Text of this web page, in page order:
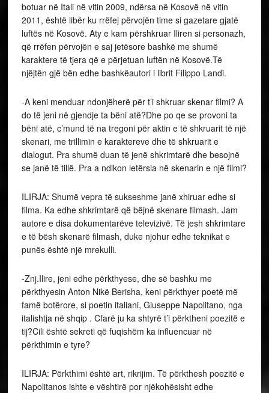
botuar në Itali në vitin 2009, ndërsa në Kosovë në vitin
2011, është libër ku rrëfej përvojën time si gazetare gjatë
luftës në Kosovë. Aty e kam përshkruar Iliren si personazh,
që rrëfen përvojën e saj jetësore bashkë me shumë
karaktere të tjera që e përjetuan luftën në Kosovë.Të
njëjtën gjë bën edhe bashkëautori i librit Filippo Landi.
-A keni menduar ndonjëherë për t’i shkruar skenar filmi? A
do të jeni në gjendje ta bëni atë?Dhe po qe se provoni ta
bëni atë, c’mund të na tregoni për aktin e të shkruarit të një
skenari, me trillimin e karaktereve dhe të shkruarit e
dialogut. Pra shumë duan të jenë shkrimtarë dhe besojnë
se janë të tillë. Pra a ndikon letërsia në skenarin e një filmi?
ILIRJA: Shumë vepra të sukseshme janë xhiruar edhe si
filma. Ka edhe shkrimtarë që bëjnë skenare filmash. Jam
autore e disa dokumentarëve televizivë. Të jesh shkrimtare
e të bësh skenarë filmash, duke njohur edhe teknikat e
punës është një mrekulli.
-Znj.Ilire, jeni edhe përkthyese, dhe së bashku me
përkthyesin Anton Nikë Berisha, keni përkthyer poetë më
famë botërore, si poetin italiani, Giuseppe Napolitano, nga
italishtja në shqip . Cfarë ju ka shtyrë t’i përktheni poezitë e
tij?Cili është sekreti që fuqishëm ka influencuar në
përkthimin e tyre?
ILIRJA: Përkthimi është art, rikrijim. Të përkthesh poezitë e
Napolitanos ishte e vështirë por njëkohësisht edhe